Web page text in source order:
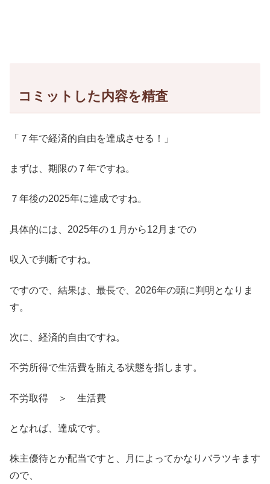
コミットした内容を精査
「７年で経済的自由を達成させる！」
まずは、期限の７年ですね。
７年後の2025年に達成ですね。
具体的には、2025年の１月から12月までの
収入で判断ですね。
ですので、結果は、最長で、2026年の頭に判明となりま
す。
次に、経済的自由ですね。
不労所得で生活費を賄える状態を指します。
不労取得 ＞ 生活費
となれば、達成です。
株主優待とか配当ですと、月によってかなりバラツキます
ので、